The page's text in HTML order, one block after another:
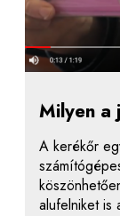
Milyen a
A kerékőr
alufelniket is